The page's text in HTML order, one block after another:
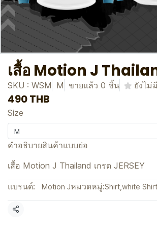
เสื้อ Motion J
SKU : WSM M ขายแล้ว 0 ชิ้น ยังไม่
490 THB
Size
M
คำอธิบายสินค้าแบบย่อ
เสื้อ Motion J Thailand เกรด JERSEY
แบรนด์: Motion Jหมวดหมู่:Shirt white Shirt
แชร์